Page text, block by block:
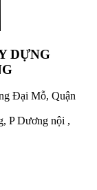
DỰNG
Đại Mỗ, Quận
P Dương nội ,